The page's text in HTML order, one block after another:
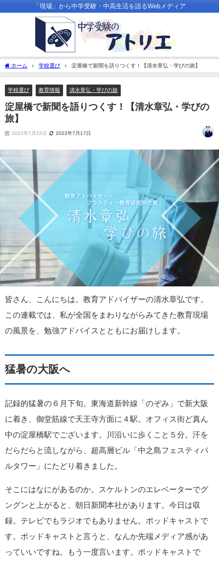
「現場」から中学受験・中高生活を語るWebメディア
ホーム 学校選び 淀屋橋で新聞を語りつくす！【清水章弘・学びの旅】
学校選び 教育情報 清水章弘・学びの旅
淀屋橋で新聞を語りつくす！【清水章弘・学びの
旅】
2022年7月22日 2022年7月17日
皆さん、こんにちは。教育アドバイザーの清水章弘です。
この連載では、私が全国をまわりながらみてきた教育現場
の風景を、勉強アドバイスとともにお届けします。
猛暑の大阪へ
記録的猛暑の６月下旬。東海道新幹線「のぞみ」で新大阪
に着き、御堂筋線で天王寺方面に４駅。オフィス街ど真ん
中の淀屋橋駅でございます。川沿いに歩くこと５分。汗を
だらだらと流しながら、超高層ビル「中之島フェスティバ
ルタワー」にたどり着きました。
そこにはなにがあるのか。スケルトンのエレベーターでグ
ングンと上がると、朝日新聞本社があります。今日は収
録。テレビでもラジオでもありません。ポッドキャストで
す。ポッドキャストと言うと、なんか先端メディア感があ
っていいですね。もう一度言います。ポッドキャストで